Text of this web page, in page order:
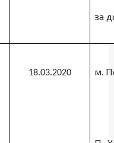
за
18.03.2020 м.